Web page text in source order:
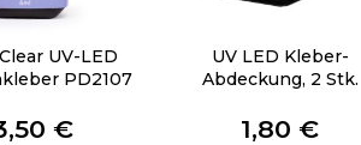
UV-LED
PD2107
€
UV LED Kleber-
Abdeckung, 2 Stk.
1,80 €